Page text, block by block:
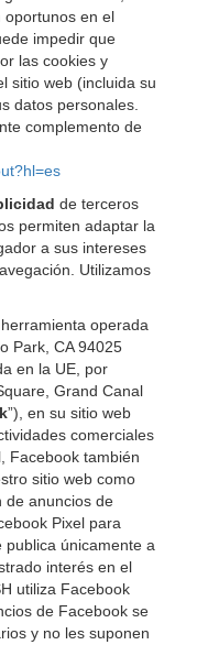
oportunos en el
impedir que
las cookies y
sitio web (incluida su
datos personales.
complemento de
de terceros
permiten adaptar la
a sus intereses
Utilizamos
herramienta operada
Park, CA 94025
en la UE, por
Grand Canal
”), en su sitio web
comerciales
Facebook también
sitio web como
de anuncios de
Pixel para
únicamente a
interés en el
utiliza Facebook
de Facebook se
y no les suponen